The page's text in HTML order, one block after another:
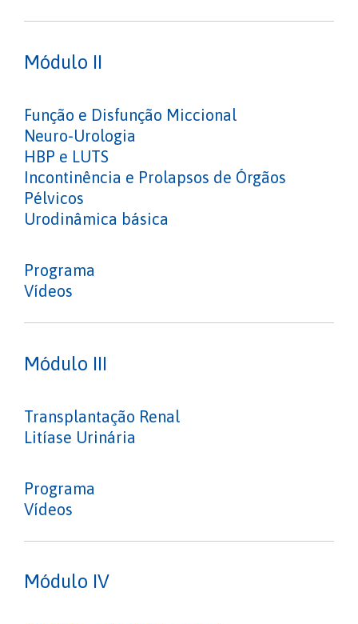
Módulo II
Função e Disfunção Miccional
Neuro-Urologia
HBP e LUTS
Incontinência e Prolapsos de Órgãos
Pélvicos
Urodinâmica básica
Programa
Vídeos
Módulo III
Transplantação Renal
Litíase Urinária
Programa
Vídeos
Módulo IV